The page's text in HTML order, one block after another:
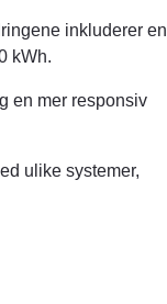
inkluderer en
kWh.
en mer responsiv
ulike systemer,